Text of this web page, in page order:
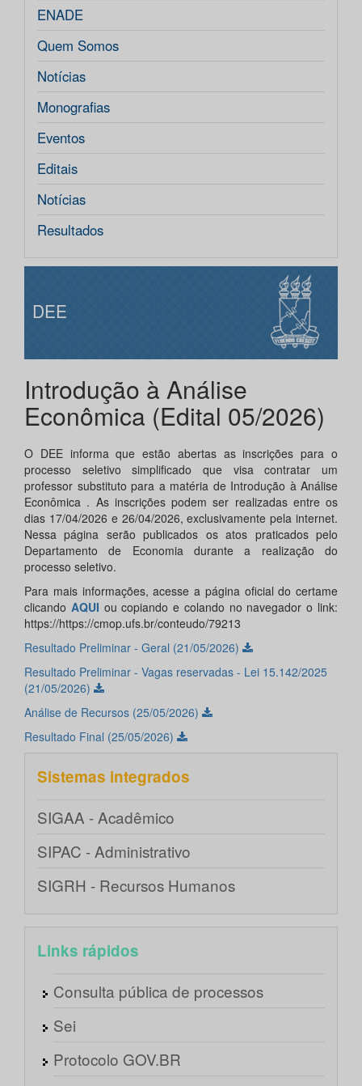
ENADE
Quem Somos
Notícias
Monografias
Eventos
Editais
Notícias
Resultados
DEE
Introdução à Análise
Econômica (Edital 05/2026)
O DEE informa que estão abertas as inscrições para o
processo seletivo simplificado que visa contratar um
professor substituto para a matéria de Introdução à Análise
Econômica . As inscrições podem ser realizadas entre os
dias 17/04/2026 e 26/04/2026, exclusivamente pela internet.
Nessa página serão publicados os atos praticados pelo
Departamento de Economia durante a realização do
processo seletivo.
Para mais informações, acesse a página oficial do certame
clicando AQUI ou copiando e colando no navegador o link:
https://https://cmop.ufs.br/conteudo/79213
Resultado Preliminar - Geral (21/05/2026)
Resultado Preliminar - Vagas reservadas - Lei 15.142/2025
(21/05/2026)
Análise de Recursos (25/05/2026)
Resultado Final (25/05/2026)
Sistemas integrados
SIGAA - Acadêmico
SIPAC - Administrativo
SIGRH - Recursos Humanos
Links rápidos
Consulta pública de processos
Sei
Protocolo GOV.BR